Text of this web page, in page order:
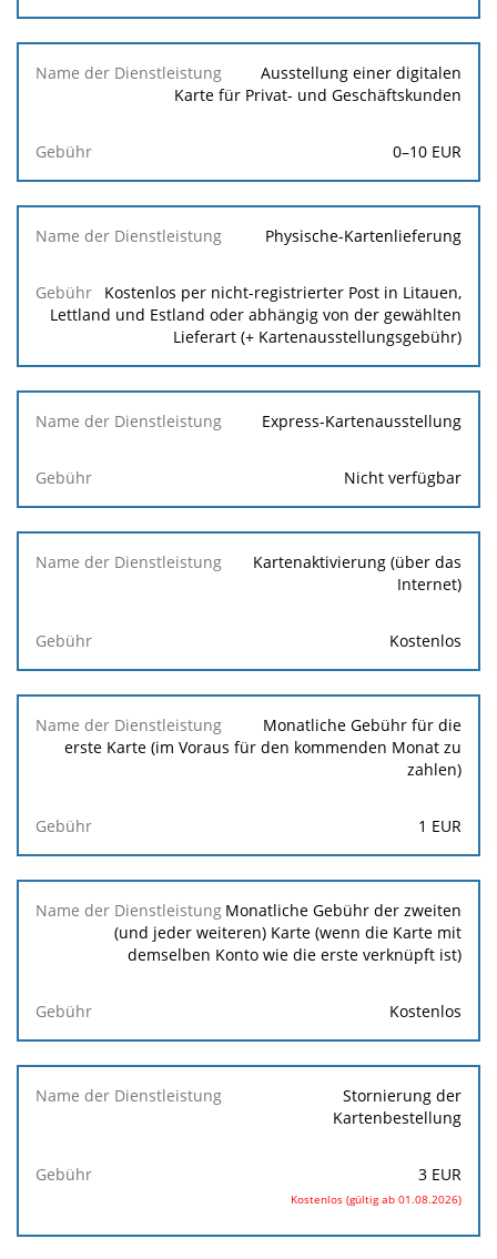
Ausstellung einer digitalen
Karte für Privat- und Geschäftskunden
0–10 EUR
Physische-Kartenlieferung
Kostenlos per nicht-registrierter Post in Litauen,
Lettland und Estland oder abhängig von der gewählten
Lieferart (+ Kartenausstellungsgebühr)
Express-Kartenausstellung
Nicht verfügbar
Kartenaktivierung (über das
Internet)
Kostenlos
Monatliche Gebühr für die
erste Karte (im Voraus für den kommenden Monat zu
zahlen)
1 EUR
Monatliche Gebühr der zweiten
(und jeder weiteren) Karte (wenn die Karte mit
demselben Konto wie die erste verknüpft ist)
Kostenlos
Stornierung der
Kartenbestellung
3 EUR
Kostenlos (gültig ab 01.08.2026)